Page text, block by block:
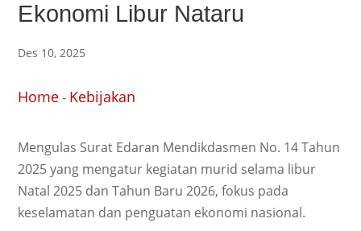
Ekonomi Libur Nataru
Des 10, 2025
Home- Kebijakan
Mengulas Surat Edaran Mendikdasmen No. 14 Tahun
2025 yang mengatur kegiatan murid selama libur
Natal 2025 dan Tahun Baru 2026, fokus pada
keselamatan dan penguatan ekonomi nasional.